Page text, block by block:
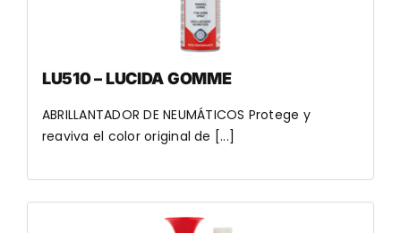
LU510 – LUCIDA GOMME
ABRILLANTADOR DE NEUMÁTICOS Protege y
reaviva el color original de [...]